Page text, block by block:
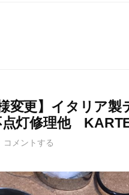
変更】イタリア製
点灯修理他
コメントする